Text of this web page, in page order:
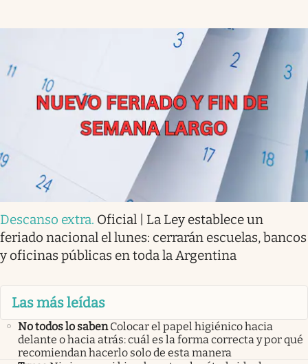
Descanso extra. Oficial | La Ley establece un
feriado nacional el lunes: cerrarán escuelas, bancos
y oficinas públicas en toda la Argentina
Las más leídas
No todos lo saben Colocar el papel higiénico hacia
delante o hacia atrás: cuál es la forma correcta y por qué
recomiendan hacerlo solo de esta manera